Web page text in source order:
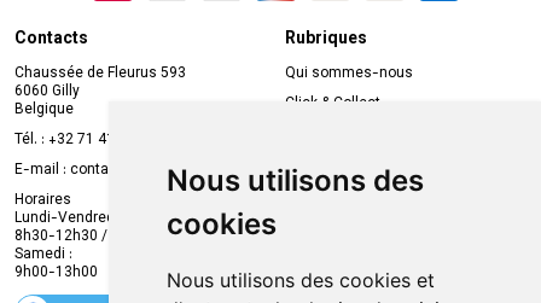
Nous utilisons des
cookies
Nous utilisons des cookies et
Contacts
Chaussée de Fleurus 593
6060 Gilly
Belgique
Tél. : +32 71 41 32 10
E-mail : contact
mvapharma.be
Horaires
Lundi-Vendredi :
8h30-12h30 / 13h30-18h30
Samedi :
9h00-13h00
Rubriques
Qui sommes-nous
Click & Collect
Compte professionnel
Envoi d’ordonnance
Suivez-nous